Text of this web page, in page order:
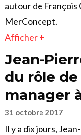
autour de François
MerConcept.
Afficher +
Jean-
du rôle
manager
31 octobre 2017
Il y a dix jours,